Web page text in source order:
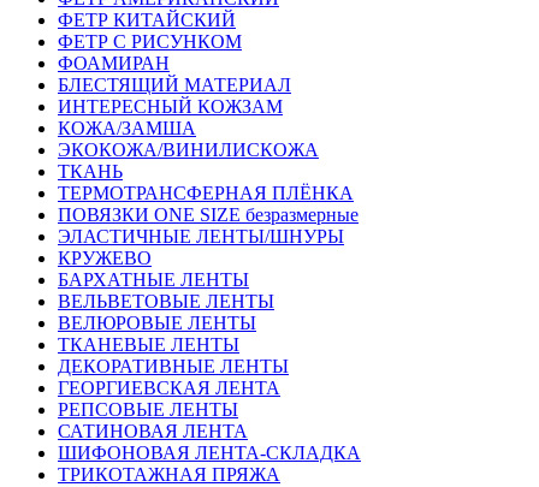
ФЕТР КИТАЙСКИЙ
ФЕТР С РИСУНКОМ
ФОАМИРАН
БЛЕСТЯЩИЙ МАТЕРИАЛ
ИНТЕРЕСНЫЙ КОЖЗАМ
КОЖА/ЗАМША
ЭКОКОЖА/ВИНИЛИСКОЖА
ТКАНЬ
ТЕРМОТРАНСФЕРНАЯ ПЛЁНКА
ПОВЯЗКИ ONE SIZE безразмерные
ЭЛАСТИЧНЫЕ ЛЕНТЫ/ШНУРЫ
КРУЖЕВО
БАРХАТНЫЕ ЛЕНТЫ
ВЕЛЬВЕТОВЫЕ ЛЕНТЫ
ВЕЛЮРОВЫЕ ЛЕНТЫ
ТКАНЕВЫЕ ЛЕНТЫ
ДЕКОРАТИВНЫЕ ЛЕНТЫ
ГЕОРГИЕВСКАЯ ЛЕНТА
РЕПСОВЫЕ ЛЕНТЫ
САТИНОВАЯ ЛЕНТА
ШИФОНОВАЯ ЛЕНТА-СКЛАДКА
ТРИКОТАЖНАЯ ПРЯЖА